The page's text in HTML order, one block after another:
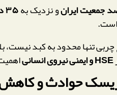
و نزدیک به۳۵ درصد ساکنان تهران
است.
تنها محدود به کبد نیست،
HSE و ایمنی نیروی انسانی
حوادث و کاهش